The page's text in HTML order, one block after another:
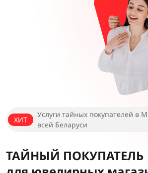
ХИТ
Услуги тайных покупателей в
всей Беларуси
ТАЙНЫЙ ПОКУПАТЕЛЬ